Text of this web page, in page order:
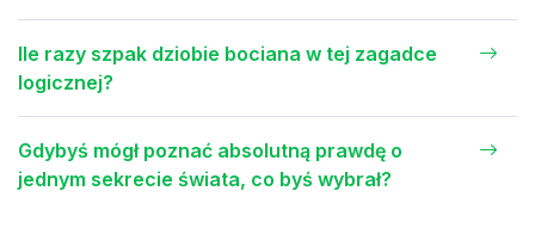
Ile razy szpak dziobie bociana w tej zagadce
logicznej?
Gdybyś mógł poznać absolutną prawdę o
jednym sekrecie świata, co byś wybrał?